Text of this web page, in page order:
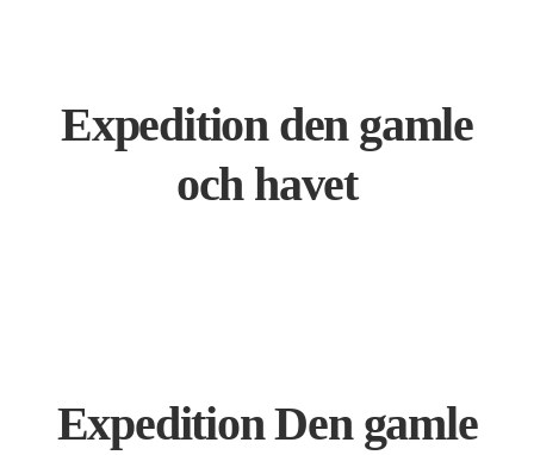
Expedition den gamle
och havet
Expedition Den gamle